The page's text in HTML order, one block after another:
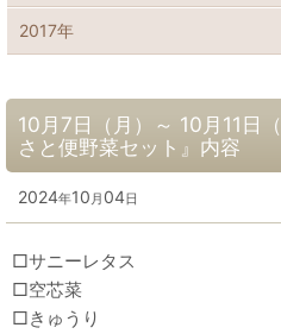
10月7日（月）～ 10月11日
さと便野菜セット』内容
2024年10 月 04日
□サニーレタス
□空芯菜
□きゅうり
2017年